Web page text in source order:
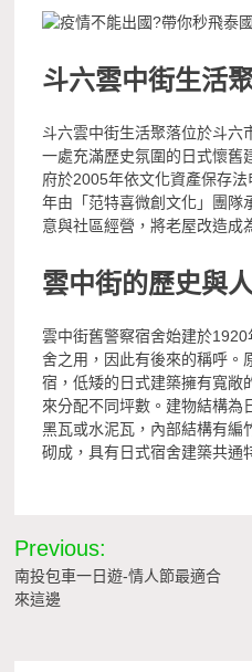
斗六雲中街生活
斗六雲中街生活聚落位於斗六
一處充滿歷史氛圍的日式懷舊
府於2005年依文化資產保存
年由「范特喜微創文化」團隊
意與社區經營，將老屋改造成
雲中街的歷史與
雲中街舊警察宿舍始建於
舍之用，因此有後來的稱呼。
宿，低矮的日式建築擁有寬敞
來分配不同坪數。建物結構為
黑瓦或水泥瓦，內部結構有編
砌成，具有日式宿舍建築共通
文
章
Previous:
南投包車一日遊-情人節最適合
來這邊